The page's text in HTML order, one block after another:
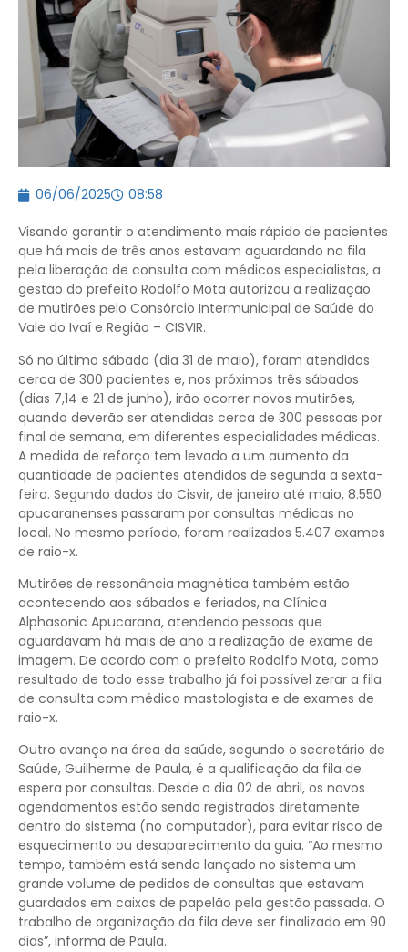
06/06/2025 08:58
Visando garantir o atendimento mais rápido de pacientes
que há mais de três anos estavam aguardando na fila
pela liberação de consulta com médicos especialistas, a
gestão do prefeito Rodolfo Mota autorizou a realização
de mutirões pelo Consórcio Intermunicipal de Saúde do
Vale do Ivaí e Região – CISVIR.
Só no último sábado (dia 31 de maio), foram atendidos
cerca de 300 pacientes e, nos próximos três sábados
(dias 7,14 e 21 de junho), irão ocorrer novos mutirões,
quando deverão ser atendidas cerca de 300 pessoas por
final de semana, em diferentes especialidades médicas.
A medida de reforço tem levado a um aumento da
quantidade de pacientes atendidos de segunda a sexta-
feira. Segundo dados do Cisvir, de janeiro até maio, 8.550
apucaranenses passaram por consultas médicas no
local. No mesmo período, foram realizados 5.407 exames
de raio-x.
Mutirões de ressonância magnética também estão
acontecendo aos sábados e feriados, na Clínica
Alphasonic Apucarana, atendendo pessoas que
aguardavam há mais de ano a realização de exame de
imagem. De acordo com o prefeito Rodolfo Mota, como
resultado de todo esse trabalho já foi possível zerar a fila
de consulta com médico mastologista e de exames de
raio-x.
Outro avanço na área da saúde, segundo o secretário de
Saúde, Guilherme de Paula, é a qualificação da fila de
espera por consultas. Desde o dia 02 de abril, os novos
agendamentos estão sendo registrados diretamente
dentro do sistema (no computador), para evitar risco de
esquecimento ou desaparecimento da guia. “Ao mesmo
tempo, também está sendo lançado no sistema um
grande volume de pedidos de consultas que estavam
guardados em caixas de papelão pela gestão passada. O
trabalho de organização da fila deve ser finalizado em 90
dias”, informa de Paula.